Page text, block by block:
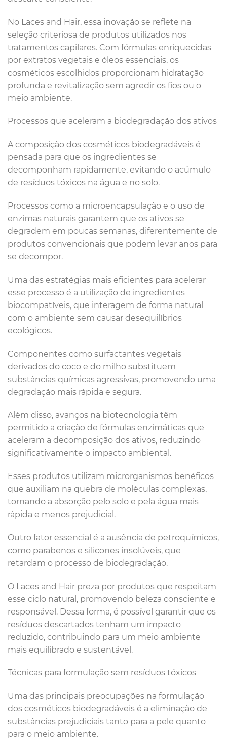
No Laces and Hair, essa inovação se reflete na
seleção criteriosa de produtos utilizados nos
tratamentos capilares. Com fórmulas enriquecidas
por extratos vegetais e óleos essenciais, os
cosméticos escolhidos proporcionam hidratação
profunda e revitalização sem agredir os fios ou o
meio ambiente.
Processos que aceleram a biodegradação dos ativos
A composição dos cosméticos biodegradáveis é
pensada para que os ingredientes se
decomponham rapidamente, evitando o acúmulo
de resíduos tóxicos na água e no solo.
Processos como a microencapsulação e o uso de
enzimas naturais garantem que os ativos se
degradem em poucas semanas, diferentemente de
produtos convencionais que podem levar anos para
se decompor.
Uma das estratégias mais eficientes para acelerar
esse processo é a utilização de ingredientes
biocompatíveis, que interagem de forma natural
com o ambiente sem causar desequilíbrios
ecológicos.
Componentes como surfactantes vegetais
derivados do coco e do milho substituem
substâncias químicas agressivas, promovendo uma
degradação mais rápida e segura.
Além disso, avanços na biotecnologia têm
permitido a criação de fórmulas enzimáticas que
aceleram a decomposição dos ativos, reduzindo
significativamente o impacto ambiental.
Esses produtos utilizam microrganismos benéficos
que auxiliam na quebra de moléculas complexas,
tornando a absorção pelo solo e pela água mais
rápida e menos prejudicial.
Outro fator essencial é a ausência de petroquímicos,
como parabenos e silicones insolúveis, que
retardam o processo de biodegradação.
O Laces and Hair preza por produtos que respeitam
esse ciclo natural, promovendo beleza consciente e
responsável. Dessa forma, é possível garantir que os
resíduos descartados tenham um impacto
reduzido, contribuindo para um meio ambiente
mais equilibrado e sustentável.
Técnicas para formulação sem resíduos tóxicos
Uma das principais preocupações na formulação
dos cosméticos biodegradáveis é a eliminação de
substâncias prejudiciais tanto para a pele quanto
para o meio ambiente.